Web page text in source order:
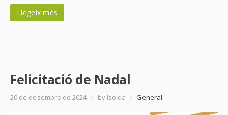
Llegeix més
Felicitació de Nadal
20 de desembre de 2024 / by Isolda / General